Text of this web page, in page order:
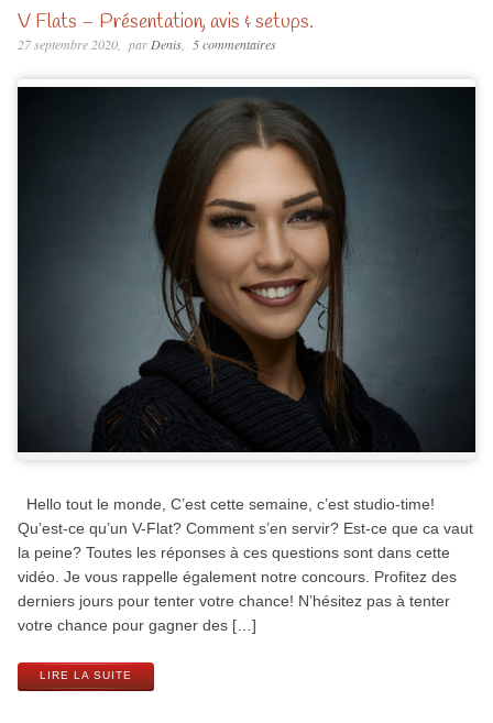
V Flats – Présentation, avis & setups.
27 septembre 2020 parDenis 5 commentaires
Hello tout le monde, C’est cette semaine, c’est studio-time!
Qu’est-ce qu’un V-Flat? Comment s’en servir? Est-ce que ca vaut
la peine? Toutes les réponses à ces questions sont dans cette
vidéo. Je vous rappelle également notre concours. Profitez des
derniers jours pour tenter votre chance! N’hésitez pas à tenter
votre chance pour gagner des […]
LIRE LA SUITE